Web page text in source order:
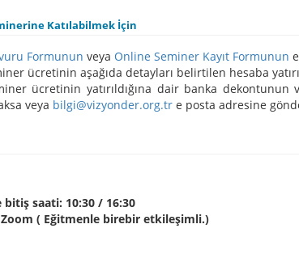
Katılabilmek İçin
Formunun veya Online Seminer Kayıt Formunun
ücretinin aşağıda detayları belirtilen hesaba
ücretinin yatırıldığına dair banka
veya bilgi@vizyonder.org.tr e posta adresine
bitiş saati: 10:30 / 16:30
( Eğitmenle birebir etkileşimli.)